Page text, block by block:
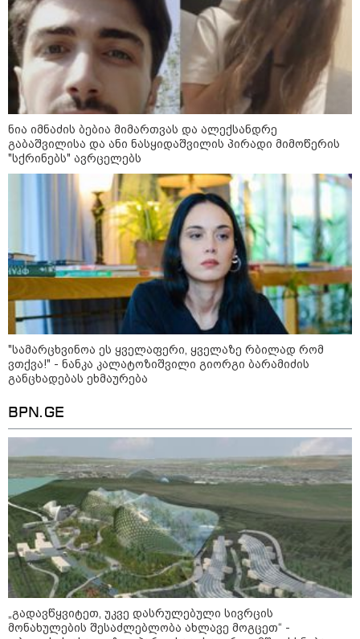
„გადავწყვიტეთ, უკვე
მონახულების შესაძლებლობა
ახლავე მოგცეთ“ - თბილისის
რეჟიმში იხსნება
რა არის ცნობილი,
საქართველოში დაფუძნებულ
კრიპტოკომპანიაზე, რომელიც
აშშ-ს სახაზინო დეპარტამენტმა
დაასანქცირა
აზერბაიჯანის რკინიგზა ბაქო-
თბილისი-ბაქოს საერთაშორისო
მარშრუტზე ბილეთების გაყიდვის
პერიოდს ახანგრძლივებს
კონფლიქტები
ნია იმნაძის ბებია მიმართვას და ალექსანდრე
გაბაშვილისა და ანი ნასყიდაშვილის პირადი მიმოწერის
"სქრინებს" ავრცელებს
"სა­მარ­ცხვი­ნოა ეს ყვე­ლა­ფე­რი, ყვე­ლა­ზე რბი­ლად რომ
ვთქვა!" - ნანკა კალატოზიშვილი გიორგი ბარამიძის
განცხადებას ეხმაურება
BPN.GE
„გადავწყვიტეთ, უკვე დასრულებული სივრცის
მონახულების შესაძლებლობა ახლავე მოგცეთ“ -